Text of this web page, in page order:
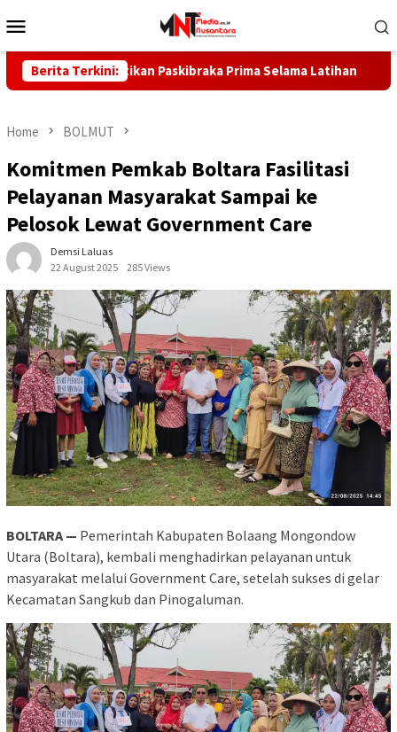
to
Menu
Berita Terkini:
Pastikan Paskibraka Prima Selama Latihan
Home BOLMUT
Komitmen Pemkab Boltara Fasilitasi
Pelayanan Masyarakat Sampai ke
Pelosok Lewat Government Care
Demsi Laluas
22 August 2025
285 Views
BOLTARA — Pemerintah Kabupaten Bolaang Mongondow
Utara (Boltara), kembali menghadirkan pelayanan untuk
masyarakat melalui Government Care, setelah sukses di gelar
Kecamatan Sangkub dan Pinogaluman.